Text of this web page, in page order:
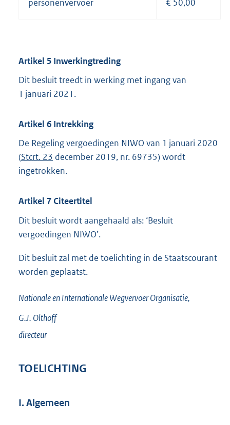
personenvervoer € 50,00
Artikel 5 Inwerkingtreding
Dit besluit treedt in werking met ingang van
1 januari 2021.
Artikel 6 Intrekking
De Regeling vergoedingen NIWO van 1 januari 2020
(Stcrt. 23 december 2019, nr. 69735) wordt
ingetrokken.
Artikel 7 Citeertitel
Dit besluit wordt aangehaald als: ‘Besluit
vergoedingen NIWO’.
Dit besluit zal met de toelichting in de Staatscourant
worden geplaatst.
Nationale en Internationale Wegvervoer Organisatie,
G.J. Olthoff
directeur
TOELICHTING
I. Algemeen